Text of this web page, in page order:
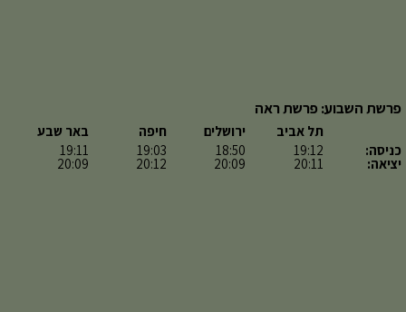
פרשת השבוע: פרשת ראה
כניסה:
יציאה:
תל אביב
19:12
20:11
ירושלים
18:50
20:09
חיפה
19:03
20:12
באר שבע
19:11
20:09